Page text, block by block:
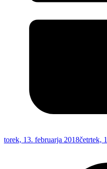
torek, 13. februarja 2018četrtek,